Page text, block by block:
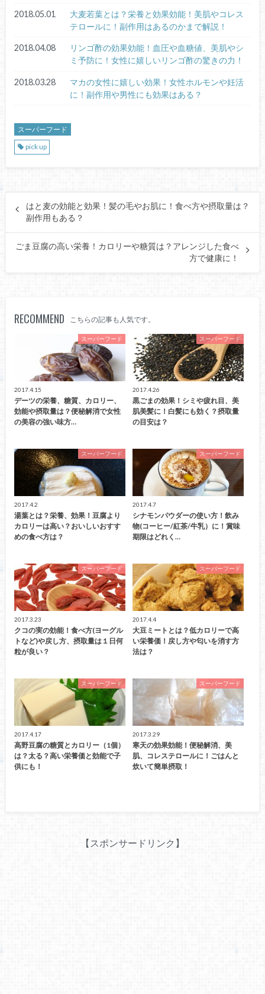
2018.05.01
大麦若葉とは？栄養と効果効能！美肌やコレス
テロールに！副作用はあるのかまで解説！
2018.04.08
リンゴ酢の効果効能！血圧や血糖値、美肌やシ
ミ予防に！女性に嬉しいリンゴ酢の驚きの力！
2018.03.28
マカの女性に嬉しい効果！女性ホルモンや妊活
に！副作用や男性にも効果はある？
スーパーフード
pick up
はと麦の効能と効果！髪の毛やお肌に！食べ方や摂取量は？
副作用もある？
ごま豆腐の高い栄養！カロリーや糖質は？アレンジした食べ
方で健康に！
RECOMMEND こちらの記事も人気です。
スーパーフード
2017.4.15
デーツの栄養、糖質、カロリー、
効能や摂取量は？便秘解消で女性
の美容の強い味方…
スーパーフード
2017.4.26
黒ごまの効果！シミや疲れ目、美
肌美髪に！白髪にも効く？摂取量
の目安は？
スーパーフード
2017.4.2
湯葉とは？栄養、効果！豆腐より
カロリーは高い？おいしいおすす
めの食べ方は？
スーパーフード
2017.4.7
シナモンパウダーの使い方！飲み
物(コーヒー/紅茶/牛乳）に！賞味
期限はどれく…
スーパーフード
2017.3.23
クコの実の効能！食べ方(ヨーグル
トなど)や戻し方、摂取量は１日何
粒が良い？
スーパーフード
2017.4.4
大豆ミートとは？低カロリーで高
い栄養価！戻し方や匂いを消す方
法は？
スーパーフード
2017.4.17
高野豆腐の糖質とカロリー（1個）
は？太る？高い栄養価と効能で子
供にも！
スーパーフード
2017.3.29
寒天の効果効能！便秘解消、美
肌、コレステロールに！ごはんと
炊いて簡単摂取！
【スポンサードリンク】